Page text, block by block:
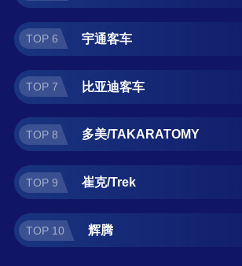
TOP 6 宇通客车
TOP 7 比亚迪客车
TOP 8 多美/TAKARATOMY
TOP 9 崔克/Trek
TOP 10 辉腾